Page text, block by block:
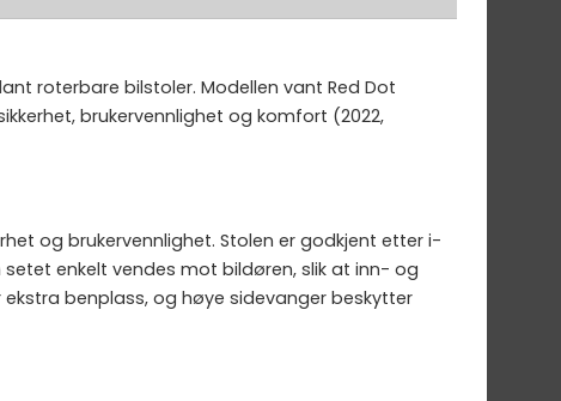
roterbare bilstoler. Modellen vant Red Dot
brukervennlighet og komfort (2022,
og brukervennlighet. Stolen er godkjent etter i-
setet enkelt vendes mot bildøren, slik at inn- og
benplass, og høye sidevanger beskytter